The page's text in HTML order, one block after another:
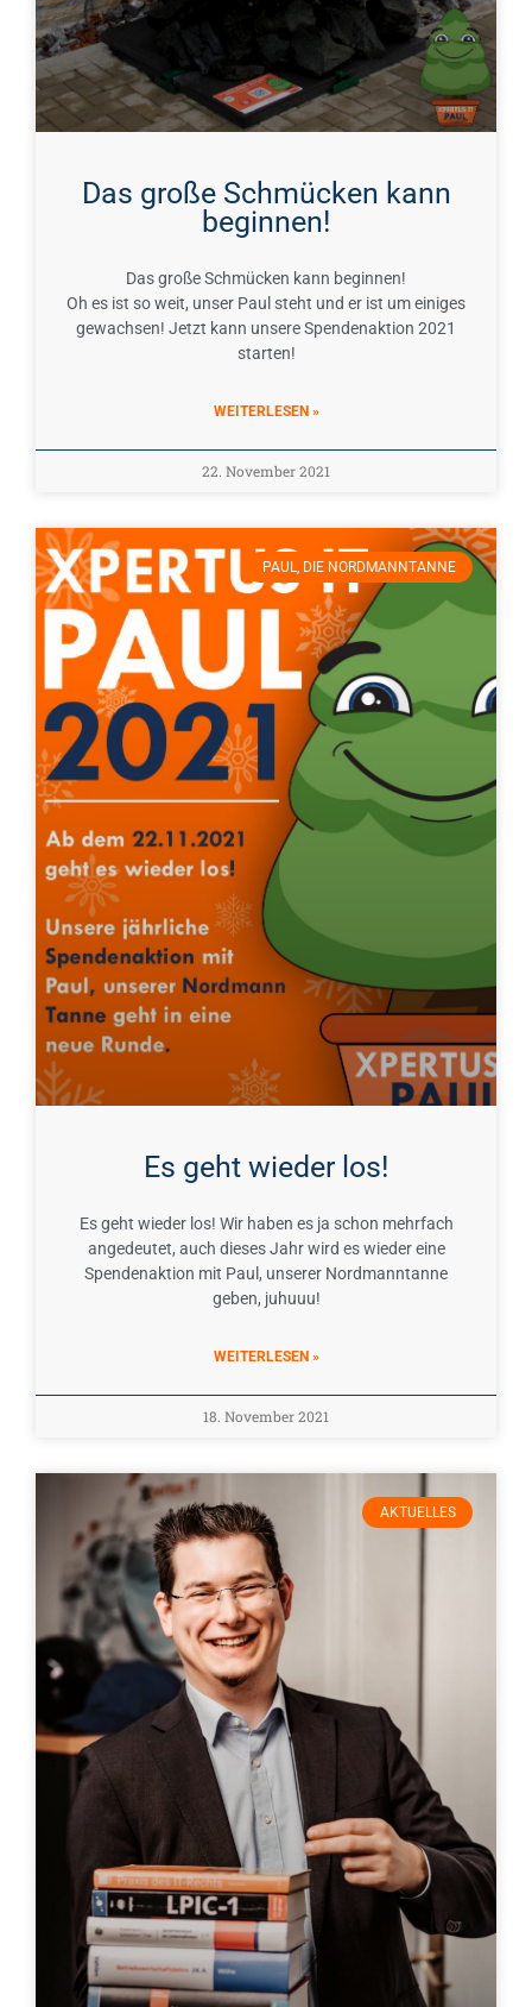
Das große Schmücken kann
beginnen!
Das große Schmücken kann beginnen!
Oh es ist so weit, unser Paul steht und er ist um einiges
gewachsen! Jetzt kann unsere Spendenaktion 2021
starten!
WEITERLESEN »
22. November 2021
PAUL, DIE NORDMANNTANNE
Es geht wieder los!
Es geht wieder los! Wir haben es ja schon mehrfach
angedeutet, auch dieses Jahr wird es wieder eine
Spendenaktion mit Paul, unserer Nordmanntanne
geben, juhuuu!
WEITERLESEN »
18. November 2021
AKTUELLES